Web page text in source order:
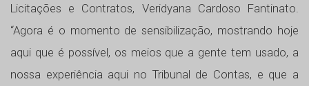
Licitações e Contratos, Veridyana Cardoso Fantinato.
“Agora é o momento de sensibilização, mostrando hoje
aqui que é possível, os meios que a gente tem usado, a
nossa experiência aqui no Tribunal de Contas, e que a